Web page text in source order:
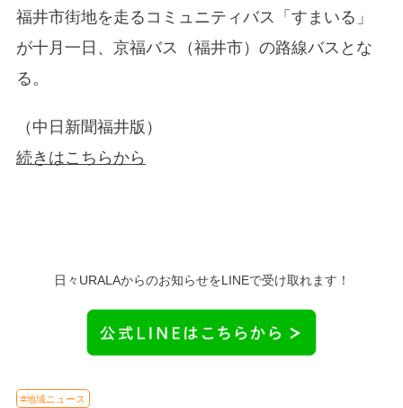
福井市街地を走るコミュニティバス「すまいる」
が十月一日、京福バス（福井市）の路線バスとな
る。
（中日新聞福井版）
続きはこちらから
日々URALAからのお知らせをLINEで受け取れます！
#地域ニュース